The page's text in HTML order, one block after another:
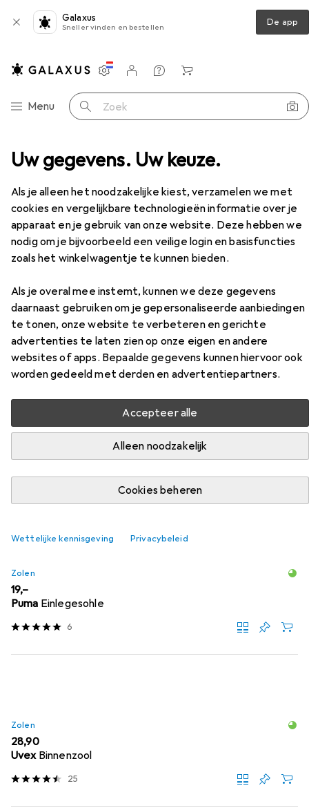
Uw gegevens. Uw keuze.
Als je alleen het noodzakelijke kiest, verzamelen we met
cookies en vergelijkbare technologieën informatie over je
apparaat en je gebruik van onze website. Deze hebben we
nodig om je bijvoorbeeld een veilige login en basisfuncties
zoals het winkelwagentje te kunnen bieden.
Als je overal mee instemt, kunnen we deze gegevens
daarnaast gebruiken om je gepersonaliseerde aanbiedingen
te tonen, onze website te verbeteren en gerichte
advertenties te laten zien op onze eigen en andere
websites of apps. Bepaalde gegevens kunnen hiervoor ook
worden gedeeld met derden en advertentiepartners.
Accepteer alle
Alleen noodzakelijk
Cookies beheren
Wettelijke kennisgeving Privacybeleid
Galaxus
Sneller vinden en bestellen De app
Categorie navigatie
Menu Zoek op
Instellingen
Klantenaccount
Produktvergelijking
Verlanglijstje
Winkelmandje
Veiligheidsschoen laag S1P Fusion Flexweave Zwart
ReebokVeiligheidsschoen laag S1P
Fusion Flexweave Zwart
11 maten
Accessoires voor Reebok
Veiligheidsschoen laag S1P Fusion
Flexweave Zwart
Vind bijpassende accessoires voor de Reebok
Veiligheidsschoen laag S1P Fusion Flexweave Zwart uit de
categorie Zolen.
Zolen
EUR
19,–
Puma Einlegesohle
6
Zolen
EUR
28,90
Uvex Binnenzool
25